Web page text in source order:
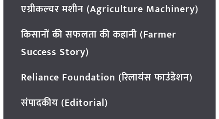
एग्रीकल्चर मशीन (Agriculture Machinery)
किसानों की सफलता की कहानी (Farmer
Success Story)
Reliance Foundation (रिलायंस फाउंडेशन)
संपादकीय (Editorial)